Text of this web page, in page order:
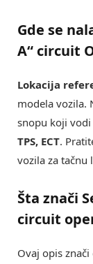
Gde se
A“ circuit
Lokacija
modela vozila.
snopu koji vodi
TPS, ECT.
vozila za tačnu
Šta znači
circuit
Ovaj opis znači